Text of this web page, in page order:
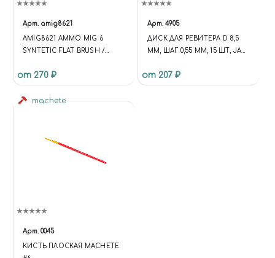
Арт. amig8621
AMIG8621 AMMO MIG 6
SYNTETIC FLAT BRUSH /
КИСТЬ
от 270 ₽
Арт. 4905
ДИСК ДЛЯ РЕВИТЕРА D 8,5
ММ, ШАГ 0,55 ММ, 15 ШТ, JAS
от 207 ₽
machete
Арт. 0045
КИСТЬ ПЛОСКАЯ MACHETE